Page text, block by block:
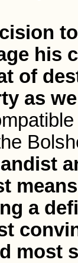
his
of
as
a
most